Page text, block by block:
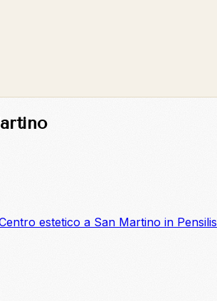
estetico a San Martino in Pensilis